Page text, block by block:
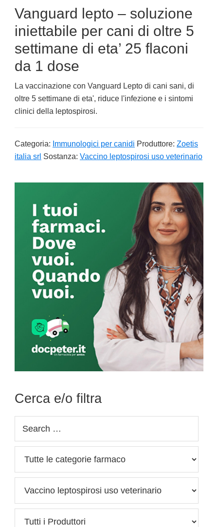
Vanguard lepto – soluzione
iniettabile per cani di oltre 5
settimane di eta’ 25 flaconi
da 1 dose
La vaccinazione con Vanguard Lepto di cani sani, di
oltre 5 settimane di eta', riduce l'infezione e i sintomi
clinici della leptospirosi.
Categoria: Immunologici per canidi Produttore: Zoetis
italia srl Sostanza: Vaccino leptospirosi uso veterinario
Sidebar
Cerca e/o filtra